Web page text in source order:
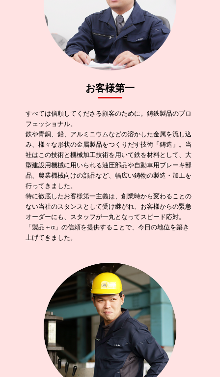
お客様第一
すべては信頼してくださる顧客のために。鋳鉄製品のプロ
フェッショナル。
鉄や青銅、鉛、アルミニウムなどの溶かした金属を流し込
み、様々な形状の金属製品をつくりだす技術「鋳造」。当
社はこの技術と機械加工技術を用いて鉄を材料として、大
型建設用機械に用いられる油圧部品や自動車用ブレーキ部
品、農業機械向けの部品など、幅広い鋳物の製造・加工を
行ってきました。
特に徹底したお客様第一主義は、創業時から変わることの
ない当社のスタンスとして受け継がれ、お客様からの緊急
オーダーにも、スタッフが一丸となってスピード応対。
「製品＋α」の信頼を提供することで、今日の地位を築き
上げてきました。